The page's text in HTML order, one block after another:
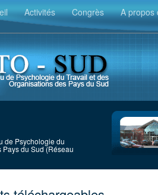
Activités Congrès A propos
de Psychologie du
du Sud (Réseau